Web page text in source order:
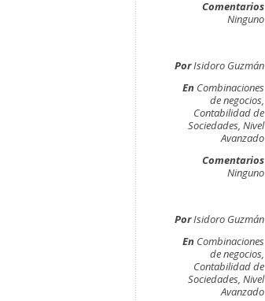
Comentarios
Ninguno
PorIsidoro Guzmán
En Combinaciones
de negocios,
Contabilidad de
Sociedades, Nivel
Avanzado
Comentarios
Ninguno
PorIsidoro Guzmán
En Combinaciones
de negocios,
Contabilidad de
Sociedades, Nivel
Avanzado